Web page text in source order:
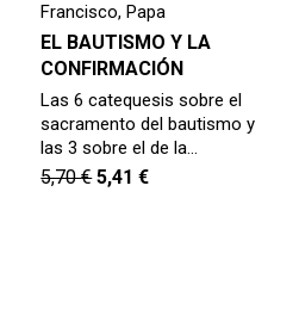
Francisco, Papa
EL BAUTISMO Y LA
CONFIRMACIÓN
Las 6 catequesis sobre el
sacramento del bautismo y
las 3 sobre el de la…
5,70€ 5,41€